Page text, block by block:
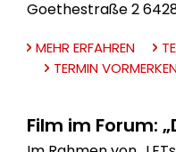
Goethestraße 2
MEHR ERFAHREN
TERMIN
Film im Forum: